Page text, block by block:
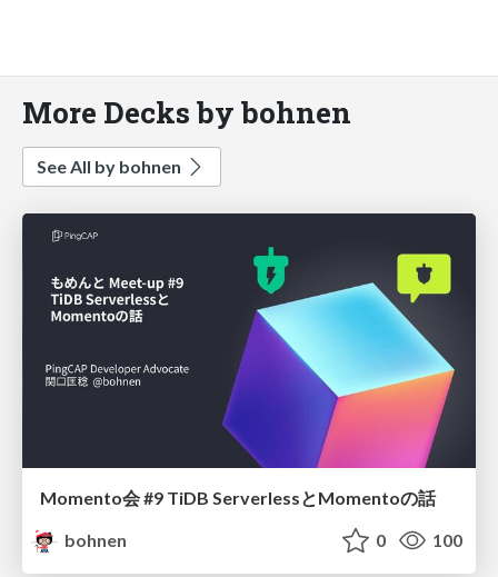
More Decks by bohnen
See All by bohnen
Momento会 #9 TiDB ServerlessとMomentoの話
bohnen
0 100